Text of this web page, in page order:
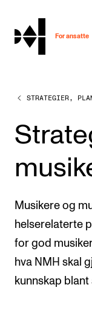
hjem
For ansatte
MITT
Arbeidstid og lønn
Reiser og
Kompetanse og
Helse, miljø og
Nyansatt på NMH
STRATEGIER,
Musikere og
helserelaterte
for god
hva NMH skal
kunnskap